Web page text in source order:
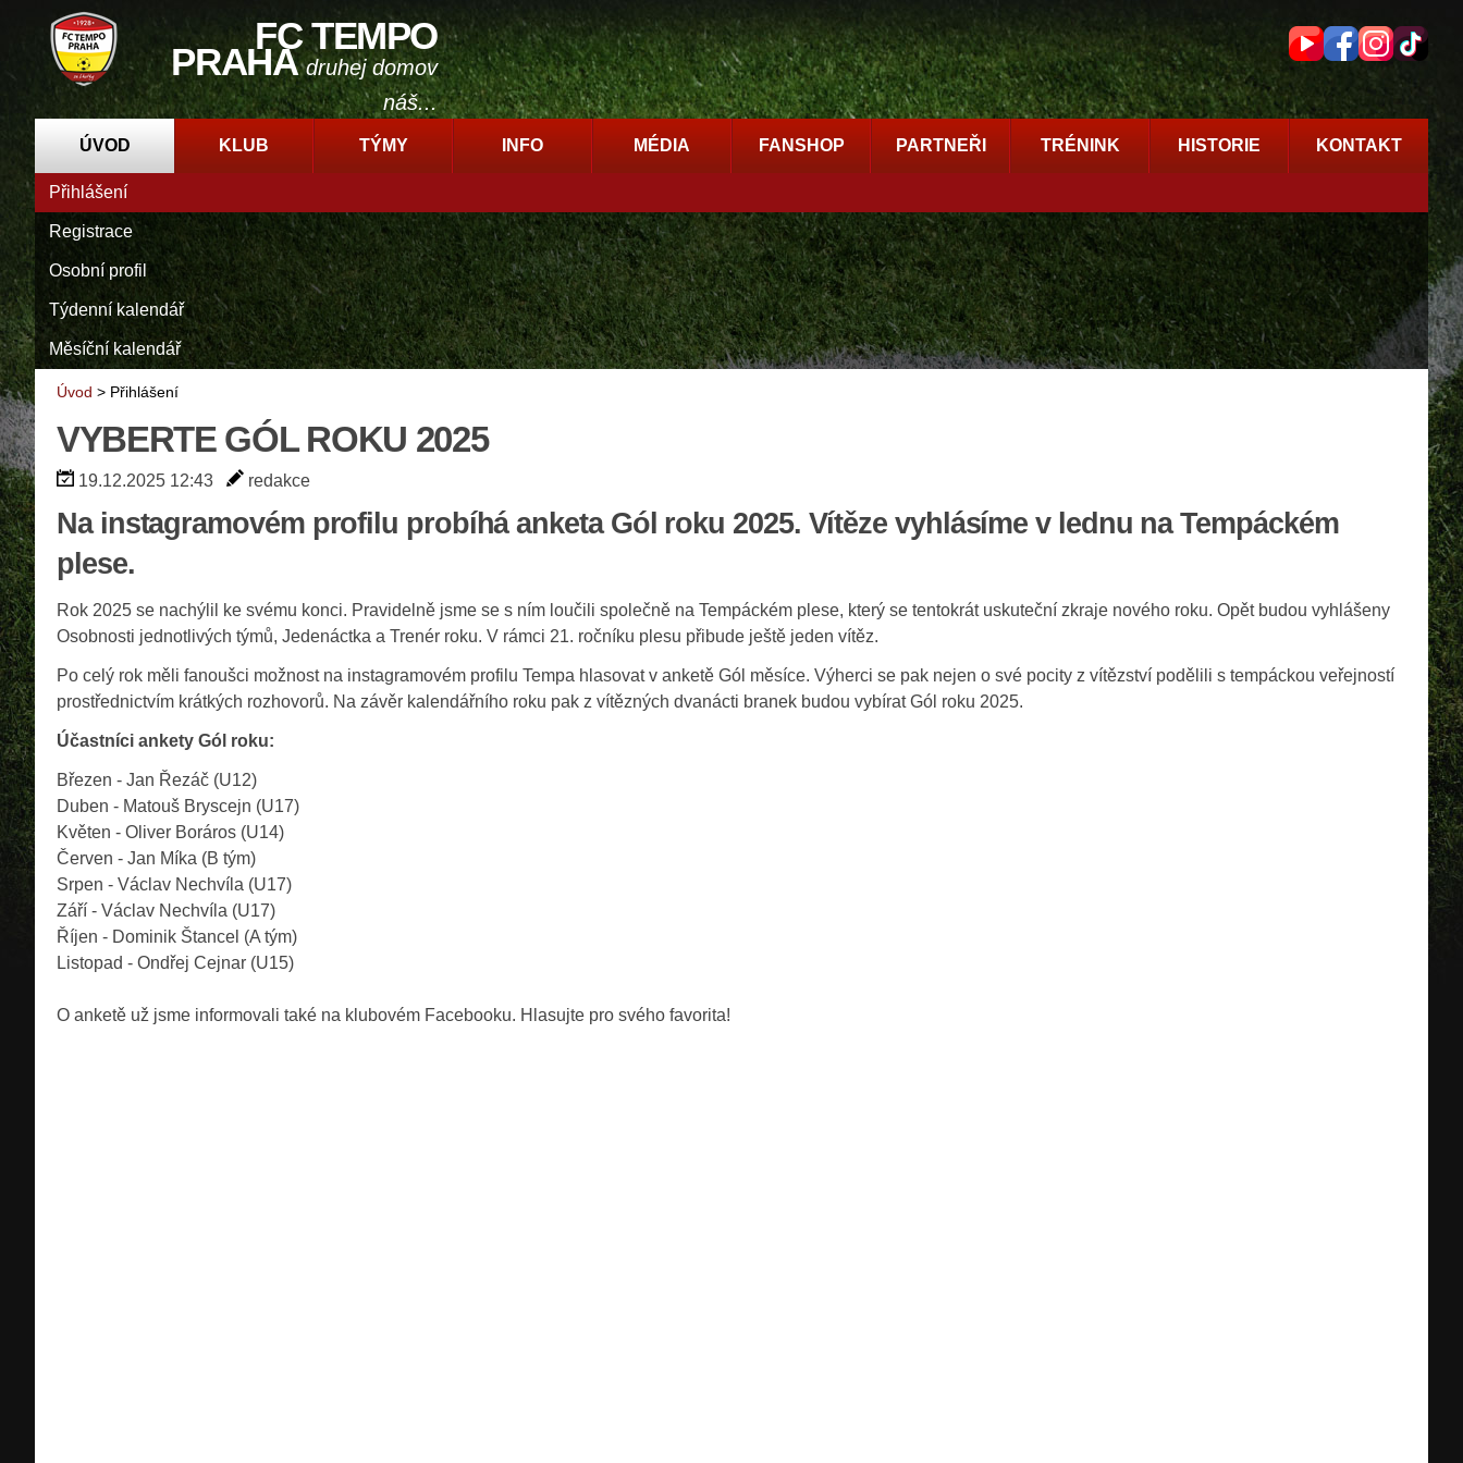
FC TEMPO
PRAHAdruhej domov
náš...
ÚVOD KLUB TÝMY INFO MÉDIA FANSHOP PARTNEŘI TRÉNINK HISTORIE KONTAKT
Přihlášení
Registrace
Osobní profil
Týdenní kalendář
Měsíční kalendář
Úvod > Přihlášení
VYBERTE GÓL ROKU 2025
19.12.2025 12:43 redakce
Na instagramovém profilu probíhá anketa Gól roku 2025. Vítěze vyhlásíme v lednu na Tempáckém
plese.
Rok 2025 se nachýlil ke svému konci. Pravidelně jsme se s ním loučili společně na Tempáckém plese, který se tentokrát uskuteční zkraje nového roku. Opět budou vyhlášeny
Osobnosti jednotlivých týmů, Jedenáctka a Trenér roku. V rámci 21. ročníku plesu přibude ještě jeden vítěz.
Po celý rok měli fanoušci možnost na instagramovém profilu Tempa hlasovat v anketě Gól měsíce. Výherci se pak nejen o své pocity z vítězství podělili s tempáckou veřejností
prostřednictvím krátkých rozhovorů. Na závěr kalendářního roku pak z vítězných dvanácti branek budou vybírat Gól roku 2025.
Účastníci ankety Gól roku:
Březen - Jan Řezáč (U12)
Duben - Matouš Bryscejn (U17)
Květen - Oliver Boráros (U14)
Červen - Jan Míka (B tým)
Srpen - Václav Nechvíla (U17)
Září - Václav Nechvíla (U17)
Říjen - Dominik Štancel (A tým)
Listopad - Ondřej Cejnar (U15)
O anketě už jsme informovali také na klubovém Facebooku. Hlasujte pro svého favorita!